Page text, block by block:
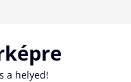
a helyed!